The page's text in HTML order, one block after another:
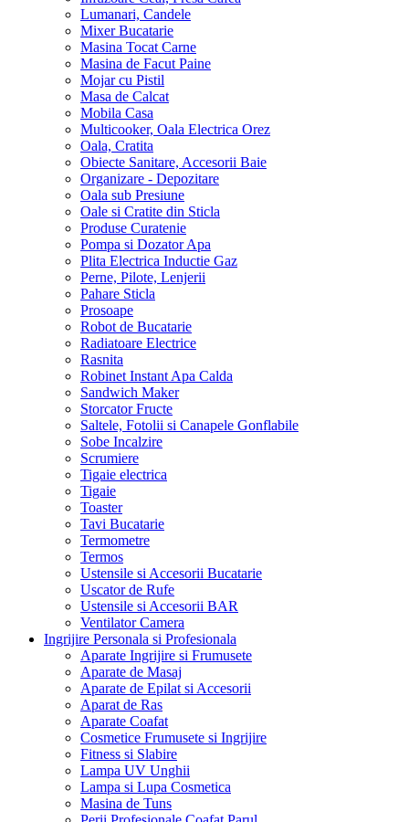
Lumanari, Candele
Mixer Bucatarie
Masina Tocat Carne
Masina de Facut Paine
Mojar cu Pistil
Masa de Calcat
Mobila Casa
Multicooker, Oala Electrica Orez
Oala, Cratita
Obiecte Sanitare, Accesorii Baie
Organizare - Depozitare
Oala sub Presiune
Oale si Cratite din Sticla
Produse Curatenie
Pompa si Dozator Apa
Plita Electrica Inductie Gaz
Perne, Pilote, Lenjerii
Pahare Sticla
Prosoape
Robot de Bucatarie
Radiatoare Electrice
Rasnita
Robinet Instant Apa Calda
Sandwich Maker
Storcator Fructe
Saltele, Fotolii si Canapele Gonflabile
Sobe Incalzire
Scrumiere
Tigaie electrica
Tigaie
Toaster
Tavi Bucatarie
Termometre
Termos
Ustensile si Accesorii Bucatarie
Uscator de Rufe
Ustensile si Accesorii BAR
Ventilator Camera
Ingrijire Personala si Profesionala
Aparate Ingrijire si Frumusete
Aparate de Masaj
Aparate de Epilat si Accesorii
Aparat de Ras
Aparate Coafat
Cosmetice Frumusete si Ingrijire
Fitness si Slabire
Lampa UV Unghii
Lampa si Lupa Cosmetica
Masina de Tuns